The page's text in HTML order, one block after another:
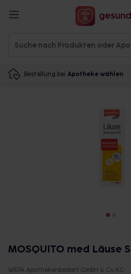
Bestellung bei Apotheke wählen
MOSQUITO med Läuse
WEPA Apothekenbedarf GmbH & Co KG